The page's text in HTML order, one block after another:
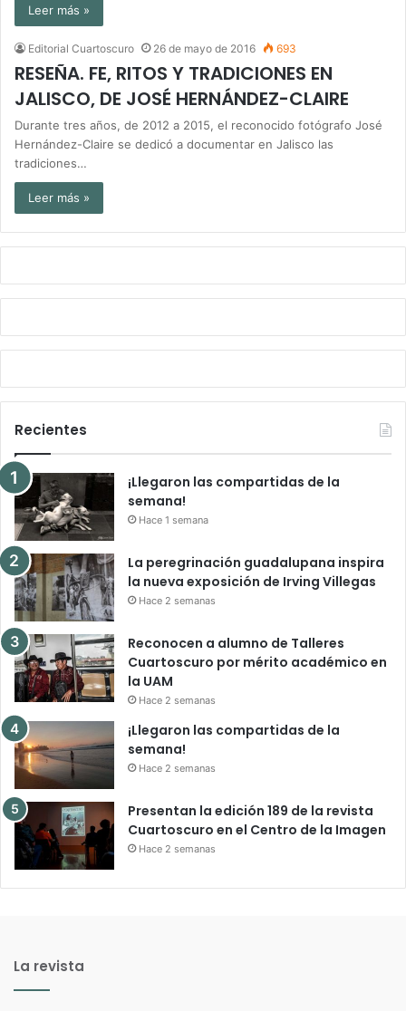
Leer más »
Editorial Cuartoscuro 26 de mayo de 2016 693
RESEÑA. FE, RITOS Y TRADICIONES EN
JALISCO, DE JOSÉ HERNÁNDEZ-CLAIRE
Durante tres años, de 2012 a 2015, el reconocido fotógrafo José
Hernández-Claire se dedicó a documentar en Jalisco las
tradiciones…
Leer más »
Recientes
¡Llegaron las compartidas de la
semana!
Hace 1 semana
La peregrinación guadalupana inspira
la nueva exposición de Irving Villegas
Hace 2 semanas
Reconocen a alumno de Talleres
Cuartoscuro por mérito académico en
la UAM
Hace 2 semanas
¡Llegaron las compartidas de la
semana!
Hace 2 semanas
Presentan la edición 189 de la revista
Cuartoscuro en el Centro de la Imagen
Hace 2 semanas
La revista